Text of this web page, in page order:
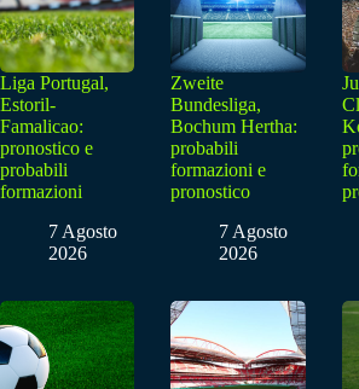
Liga Portugal,
Estoril-
Famalicao:
pronostico e
probabili
formazioni
7 Agosto
2026
Zweite
Bundesliga,
Bochum Hertha:
probabili
formazioni e
pronostico
7 Agosto
2026